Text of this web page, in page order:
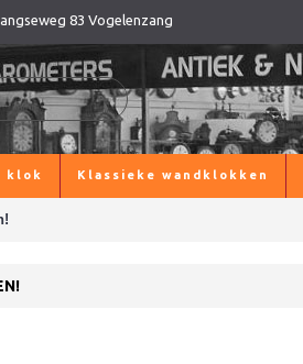
83 Vogelenzang
klok Klassieke wandklokken